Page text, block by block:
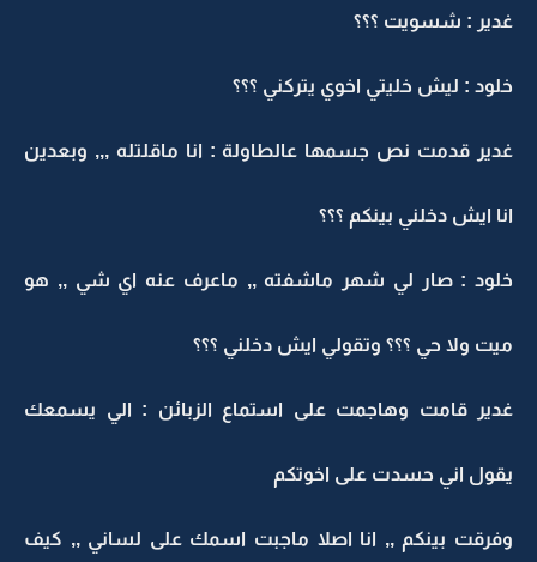
غدير : شسويت ؟؟؟
خلود : ليش خليتي اخوي يتركني ؟؟؟
غدير قدمت نص جسمها عالطاولة : انا ماقلتله ,,, وبعدين
انا ايش دخلني بينكم ؟؟؟
خلود : صار لي شهر ماشفته ,, ماعرف عنه اي شي ,, هو
ميت ولا حي ؟؟؟ وتقولي ايش دخلني ؟؟؟
غدير قامت وهاجمت على استماع الزبائن : الي يسمعك
يقول اني حسدت على اخوتكم
وفرقت بينكم ,, انا اصلا ماجبت اسمك على لساني ,, كيف